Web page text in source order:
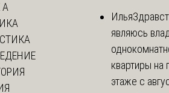
А
Илья
являюсь
квартиры на
этаже с